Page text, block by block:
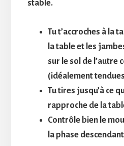
stable.
Tu t’accroches à la
la table et les
sur le sol de l’autre
(idéalement
Tu tires jusqu’à ce
rapproche de la
Contrôle bien le
la phase